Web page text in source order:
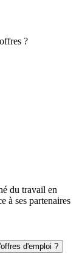
?
du travail en
à ses partenaires
d'emploi ?